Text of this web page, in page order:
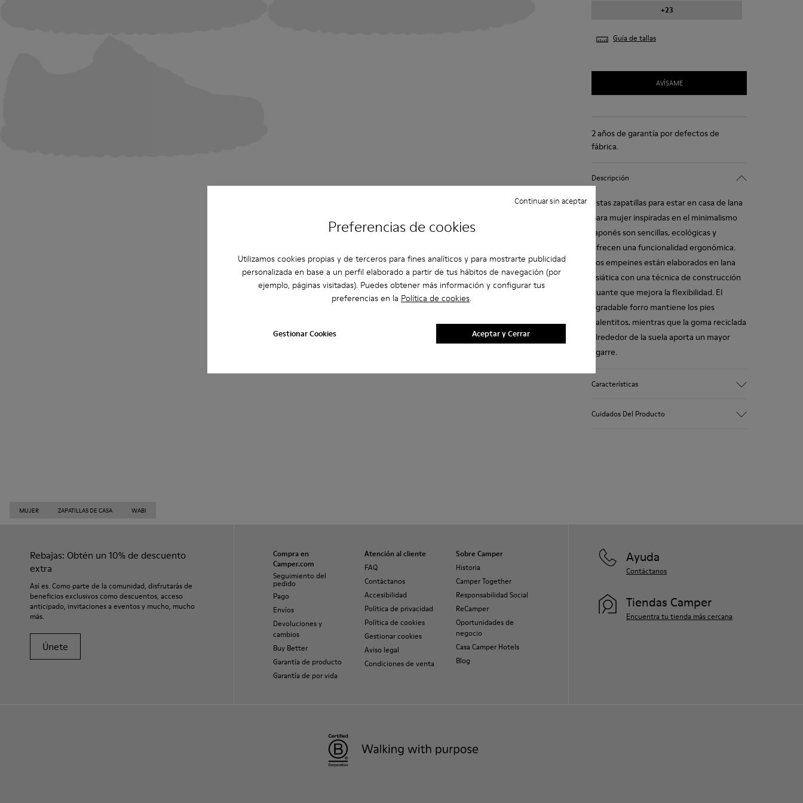
Preferencias de cookies
Utilizamos cookies propias y de terceros para fines analíticos y para mostrarte publicidad
personalizada en base a un perfil elaborado a partir de tus hábitos de navegación (por
ejemplo, páginas visitadas). Puedes obtener más información y configurar tus
preferencias en la Política de cookies.
Gestionar Cookies
Continuar sin aceptar
Aceptar y Cerrar
+23
Guía de tallas
AVÍSAME
2 años de garantía por defectos de
fábrica.
Descripción
Estas zapatillas para estar en casa de lana
para mujer inspiradas en el minimalismo
japonés son sencillas, ecológicas y
ofrecen una funcionalidad ergonómica.
Los empeines están elaborados en lana
asiática con una técnica de construcción
guante que mejora la flexibilidad. El
agradable forro mantiene los pies
calentitos, mientras que la goma reciclada
alrededor de la suela aporta un mayor
agarre.
Características
Cuidados Del Producto
Si deseas obtener información detallada
sobre cómo cuidar de tu par, visita
MUJER ZAPATILLAS DE CASA WABI
Rebajas: Obtén un 10% de descuento
extra
Así es. Como parte de la comunidad, disfrutarás de
beneficios exclusivos como descuentos, acceso
anticipado, invitaciones a eventos y mucho, mucho
más.
Únete
Compra en
Camper.com
Seguimiento del
pedido
Pago
Envíos
Devoluciones y
cambios
Buy Better
Garantía de producto
Garantía de por vida
Atención al cliente
FAQ
Contáctanos
Accesibilidad
Política de privacidad
Política de cookies
Gestionar cookies
Aviso legal
Condiciones de venta
Sobre Camper
Historia
Camper Together
Responsabilidad Social
ReCamper
Oportunidades de
negocio
Casa Camper Hotels
Blog
Ayuda
Contáctanos
Tiendas Camper
Encuentra tu tienda más cercana